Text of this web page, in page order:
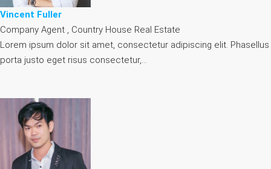
Vincent Fuller
Company Agent , Country House Real Estate
Lorem ipsum dolor sit amet, consectetur adipiscing elit. Phasellus
porta justo eget risus consectetur,…